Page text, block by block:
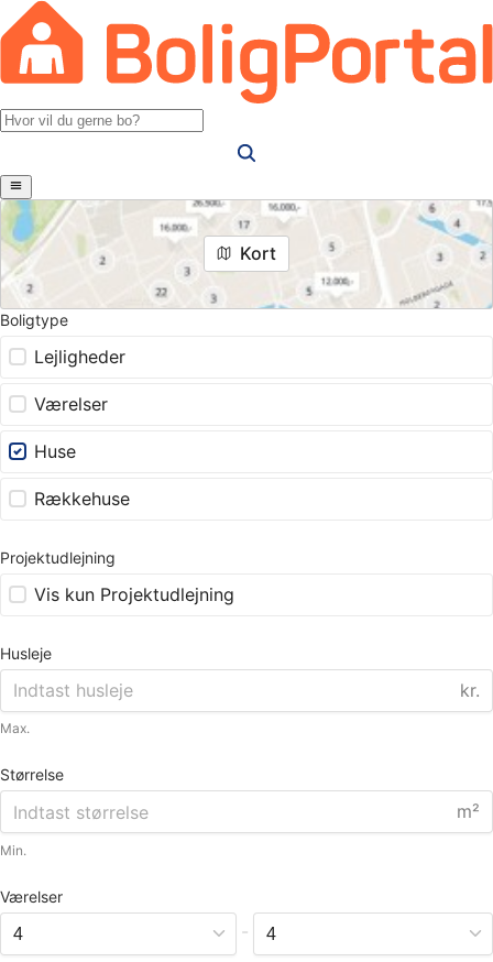
Kort
Boligtype
Lejligheder
Værelser
Huse
Rækkehuse
Projektudlejning
Vis kun Projektudlejning
Husleje
kr.
Max.
Størrelse
m²
Min.
Værelser
-